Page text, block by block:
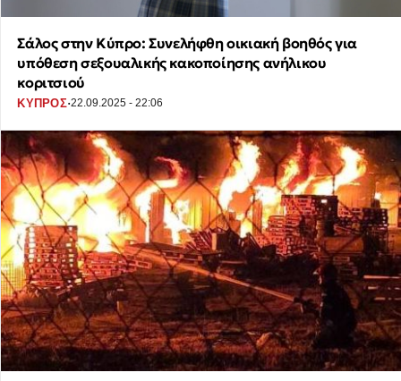
Σάλος στην Κύπρο: Συνελήφθη οικιακή βοηθός για
υπόθεση σεξουαλικής κακοποίησης ανήλικου
κοριτσιού
ΚΥΠΡΟΣ·22.09.2025 - 22:06